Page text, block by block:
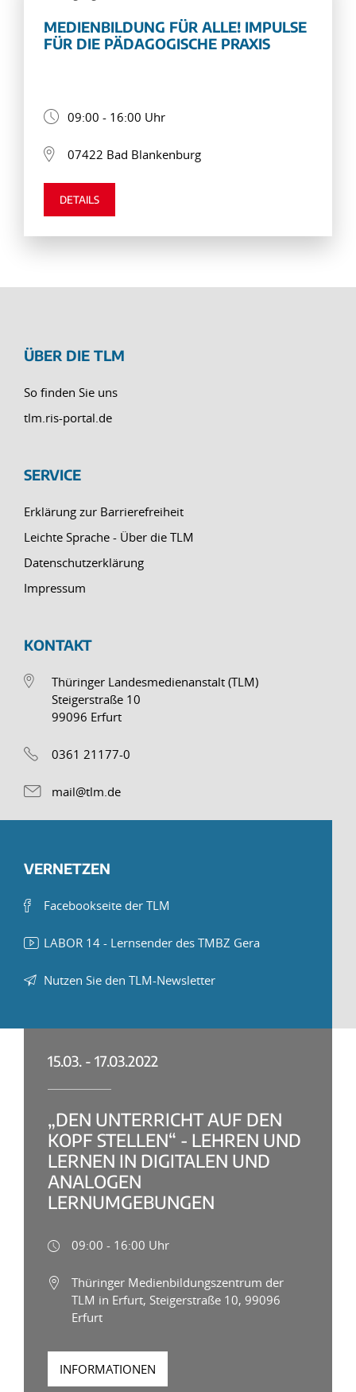
MEDIENBILDUNG FÜR ALLE! IMPULSE
FÜR DIE PÄDAGOGISCHE PRAXIS
09:00 - 16:00 Uhr
07422 Bad Blankenburg
DETAILS
ÜBER DIE TLM
So finden Sie uns
tlm.ris-portal.de
SERVICE
Erklärung zur Barrierefreiheit
Leichte Sprache - Über die TLM
Datenschutzerklärung
Impressum
KONTAKT
Thüringer Landesmedienanstalt (TLM)
Steigerstraße 10
99096 Erfurt
0361 21177-0
mail@tlm.de
VERNETZEN
Facebookseite der TLM
LABOR 14 - Lernsender des TMBZ Gera
Nutzen Sie den TLM-Newsletter
15.03. - 17.03.2022
„DEN UNTERRICHT AUF DEN
KOPF STELLEN“ - LEHREN UND
LERNEN IN DIGITALEN UND
ANALOGEN
LERNUMGEBUNGEN
09:00 - 16:00 Uhr
Thüringer Medienbildungszentrum der
TLM in Erfurt, Steigerstraße 10, 99096
Erfurt
INFORMATIONEN